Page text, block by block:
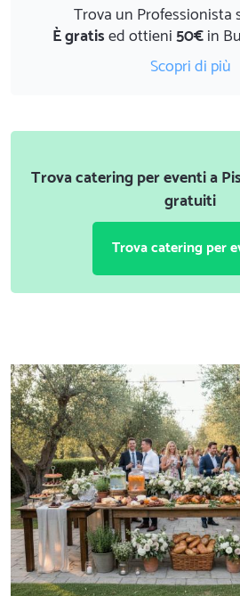
Trova un Professionista
È gratised ottieni50€in
Scopri di più
Trova catering per eventi a
gratuiti
Trova catering per